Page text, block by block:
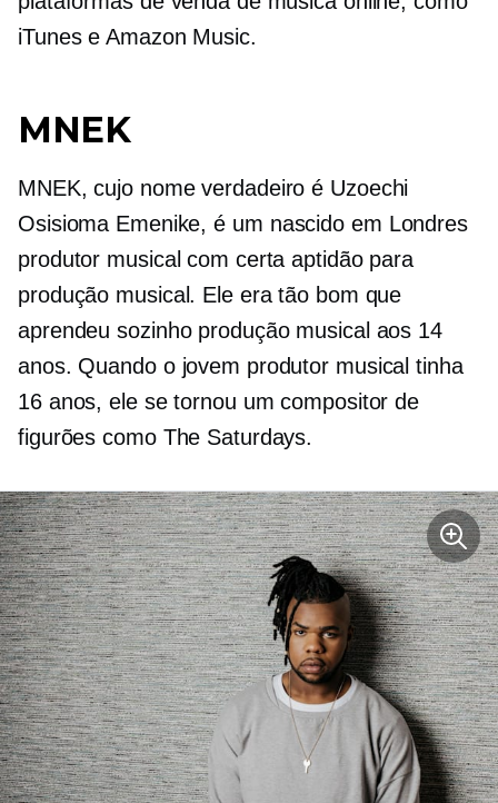
iTunes e Amazon Music.
MNEK
MNEK, cujo nome verdadeiro é Uzoechi
Osisioma Emenike, é um nascido em Londres
produtor musical com certa aptidão para
produção musical. Ele era tão bom que
aprendeu sozinho produção musical aos 14
anos. Quando o jovem produtor musical tinha
16 anos, ele se tornou um compositor de
figurões como The Saturdays.